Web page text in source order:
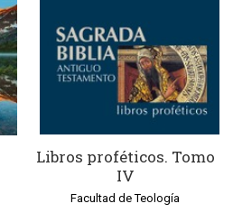
Libros proféticos. Tomo
IV
Facultad de Teología